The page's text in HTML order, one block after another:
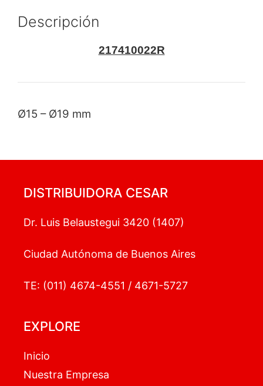
Descripción
217410022R
Ø15 – Ø19 mm
DISTRIBUIDORA CESAR
Dr. Luis Belaustegui 3420 (1407)
Ciudad Autónoma de Buenos Aires
TE: (011) 4674-4551 / 4671-5727
EXPLORE
Inicio
Nuestra Empresa